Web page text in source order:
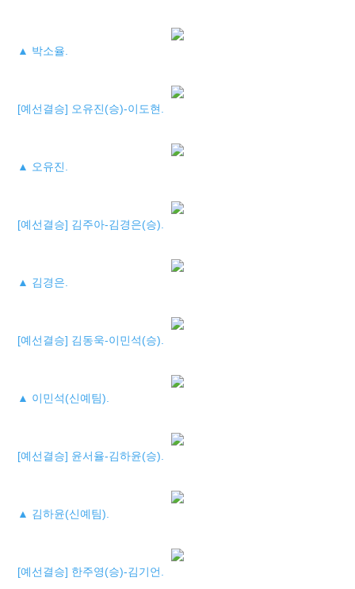
▲ 박소율.
[예선결승] 오유진(승)-이도현.
▲ 오유진.
[예선결승] 김주아-김경은(승).
▲ 김경은.
[예선결승] 김동욱-이민석(승).
▲ 이민석(신예팀).
[예선결승] 윤서율-김하윤(승).
▲ 김하윤(신예팀).
[예선결승] 한주영(승)-김기언.